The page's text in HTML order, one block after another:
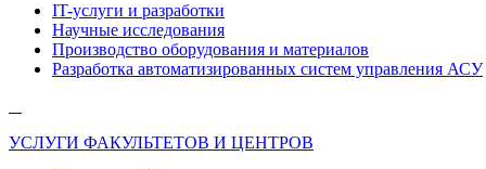
IT-услуги и разработки
Научные исследования
Производство оборудования и материалов
Разработка автоматизированных систем управления АСУ
УСЛУГИ ФАКУЛЬТЕТОВ И ЦЕНТРОВ